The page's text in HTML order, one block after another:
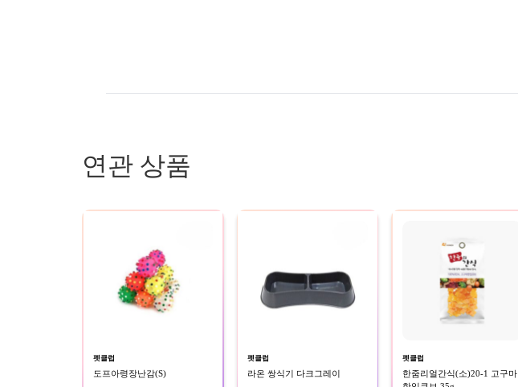
연관 상품
펫클럽
도프아령장난감(S)
펫클럽
라온 쌍식기 다크그레이
펫클럽
한줌리얼간식(소)20-1 고구마